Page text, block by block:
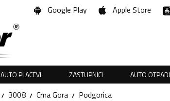
Google Play Apple Store
AUTO PLACEVI ZASTUPNICI AUTO OTPADI
3008 Crna Gora Podgorica